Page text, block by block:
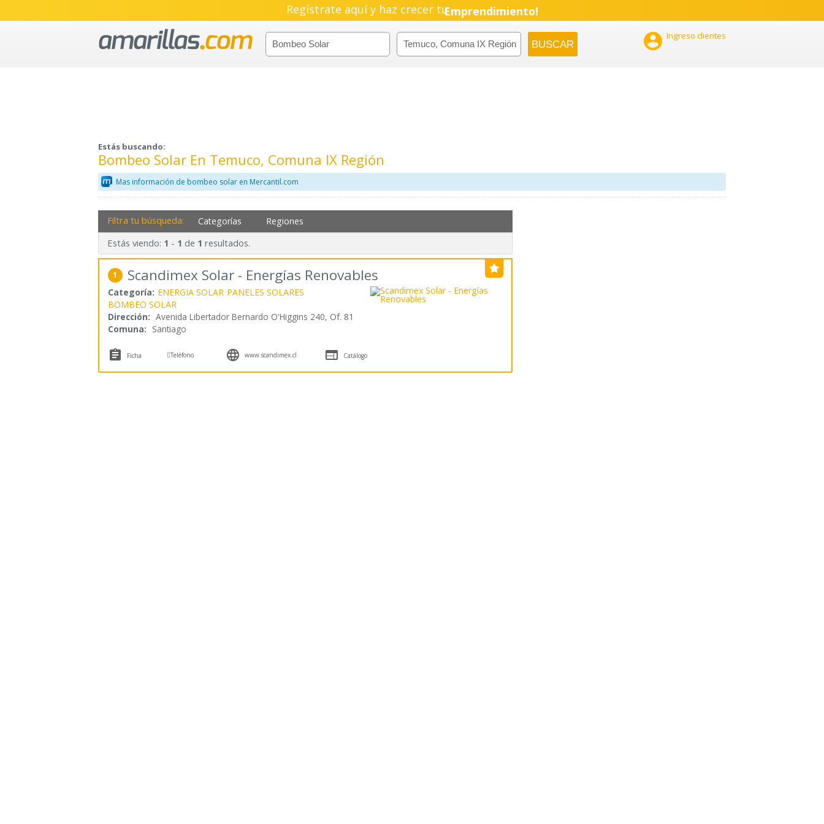
Regístrate aquí y haz crecer tuPyme!
Emprendimiento!
 Ingreso clientes
Estás buscando:
Bombeo Solar En Temuco, Comuna IX Región
Mas información de bombeo solar en Mercantil.com
Filtra tu búsqueda: Categorías Regiones
Estás viendo: 1 - 1 de 1 resultados.
1 Scandimex Solar - Energías Renovables
Categoría: ENERGIA SOLAR PANELES SOLARES
BOMBEO SOLAR
Dirección: Avenida Libertador Bernardo O'Higgins 240, Of. 81
Comuna: Santiago
 Ficha Teléfono  www.scandimex.cl  Catálogo